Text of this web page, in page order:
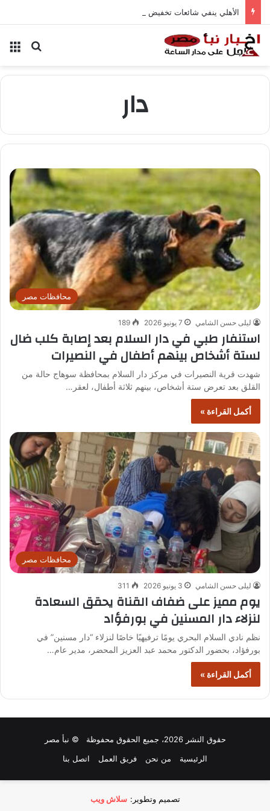
الأهلي ينفي شائعات تخفيض عقود زيزو والشناوي
بحث
دار
محافظات مصر
ليلى حسن الشامي 7 يونيو 2026 189
استنفار طبي في دار السلام بعد إصابة كلب ضال
لستة أشخاص بينهم أطفال في النصيرات
شهدت قرية النصيرات في مركز دار السلام بمحافظة سوهاج حالة من
القلق بعد تعرض ستة أشخاص، بينهم ثلاثة أطفال، لعقر…
أكمل القراءة »
محافظات مصر
ليلى حسن الشامي 3 يونيو 2026 311
يوم مميز على ضفاف القناة يحقق السعادة
لنزلاء دار المسنين في بورفؤاد
نظم نادي السلام البحري يومًا ترفيهيًا خاصًا لنزلاء “دار مسنين” في
بورفؤاد، بحضور الدكتور محمد عبد العزيز المحضر، مدير عام…
أكمل القراءة »
حقوق النشر 2026، جميع الحقوق محفوظة © نبأ مصر
الرئيسية
من نحن فريق العمل اتصل بنا
تصميم وتطوير: سلاش ويب